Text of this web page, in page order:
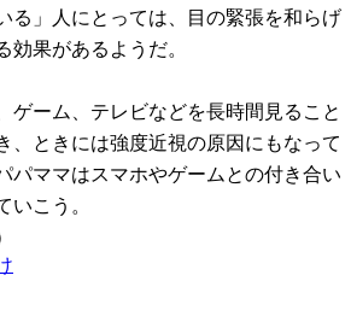
る」人にとっては、目の緊張を和らげ
効果があるようだ。
ゲーム、テレビなどを長時間見ること
、ときには強度近視の原因にもなって
パママはスマホやゲームとの付き合い
いこう。